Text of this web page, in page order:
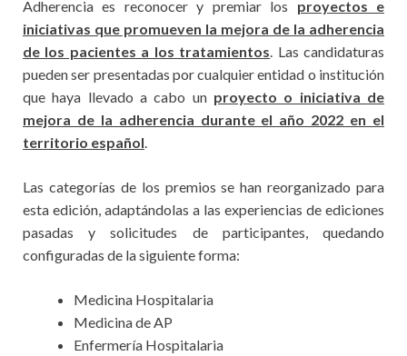
Adherencia es reconocer y premiar los proyectos e
iniciativas que promueven la mejora de la adherencia
de los pacientes a los tratamientos . Las candidaturas
pueden ser presentadas por cualquier entidad o institución
que haya llevado a cabo un proyecto o iniciativa de
mejora de la adherencia durante el año 2022 en el
territorio español
Las categorías de los premios se han reorganizado para
esta edición, adaptándolas a las experiencias de ediciones
pasadas y solicitudes de participantes, quedando
configuradas de la siguiente forma:
Medicina Hospitalaria
Medicina de AP
Enfermería Hospitalaria